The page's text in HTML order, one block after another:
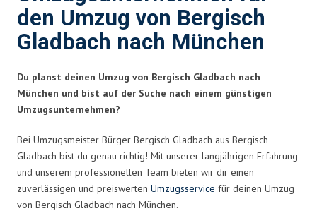
den Umzug von Bergisch
Gladbach nach München
Du planst deinen Umzug von Bergisch Gladbach nach
München und bist auf der Suche nach einem günstigen
Umzugsunternehmen?
Bei Umzugsmeister Bürger Bergisch Gladbach aus Bergisch
Gladbach bist du genau richtig! Mit unserer langjährigen Erfahrung
und unserem professionellen Team bieten wir dir einen
zuverlässigen und preiswerten Umzugsservice für deinen Umzug
von Bergisch Gladbach nach München.